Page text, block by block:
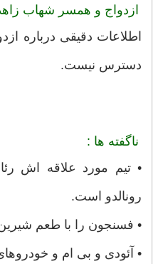
ازدواج و همسر شهاب
اطلاعات دقیقی درباره
دسترس نیست.
ناگفته ها :
• تیم مورد علاقه اش
رونالدو است.
• فسنجون را با طعم
• آئودی و بی ام و